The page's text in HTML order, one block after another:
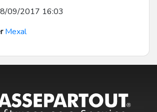
09/2017 16:03
Mexal